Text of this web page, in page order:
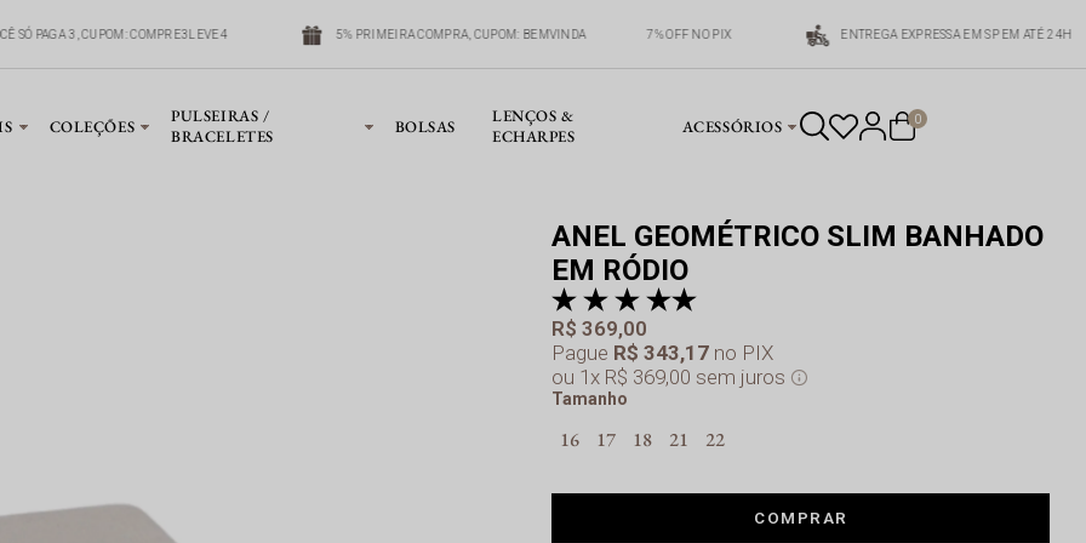
SÓ PAGA 3, CUPOM: COMPRE3LEVE4 5% PRIMEIRA COMPRA, CUPOM: BEMVINDA 7% OFF NO PIX ENTREGA EXPRESSA EM SP EM ATÉ 24H
COLEÇÕES
PULSEIRAS /
BRACELETES
BOLSAS
LENÇOS &
ECHARPES
ACESSÓRIOS 0
ANEL GEOMÉTRICO SLIM BANHADO
EM RÓDIO
Pague R$ 343,17 no PIX
R$ 369,00
1x R$ 369,00 sem juros
Tamanho
16 17 18 21 22
COMPRAR